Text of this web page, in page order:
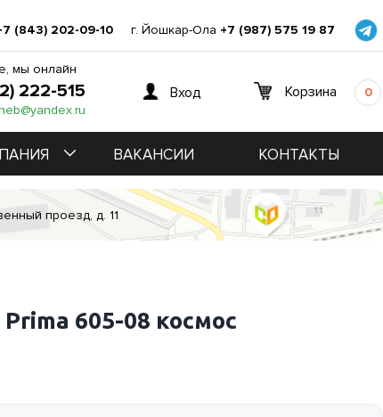
(843) 202-09-10 г. Йошкар-Ола +7 (987) 575 19 87
мы онлайн
222-515 Вход Корзина 0
ВАКАНСИИ КОНТАКТЫ
проезд, д. 11
605-08 космос